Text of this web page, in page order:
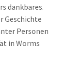
dankbares.
Geschichte
Personen
in Worms